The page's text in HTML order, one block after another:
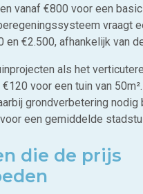
vanaf €800 voor een
vraagt
en €2.500, afhankelijk van
als het
voor een tuin van
grondverbetering nodig
een gemiddelde
die de prijs